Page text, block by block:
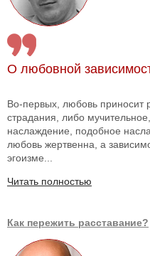
О любовной
Во-первых, любовь приносит
страдания, либо
наслаждение, подобное
любовь жертвенна, а
эгоизме...
Читать полностью
Как пережить расставание?